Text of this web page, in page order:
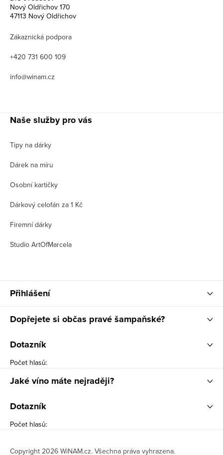
Nový Oldřichov 170
47113 Nový Oldřichov
Zákaznická podpora
+420 731 600 109
info@winam.cz
Naše služby pro vás
Tipy na dárky
Dárek na míru
Osobní kartičky
Dárkový celofán za 1 Kč
Firemní dárky
Studio ArtOfMarcela
Přihlášení
Dopřejete si občas pravé šampaňské?
Dotazník
Počet hlasů:
Jaké víno máte nejraději?
Dotazník
Počet hlasů:
Copyright 2026 WiNAM.cz. Všechna práva vyhrazena.